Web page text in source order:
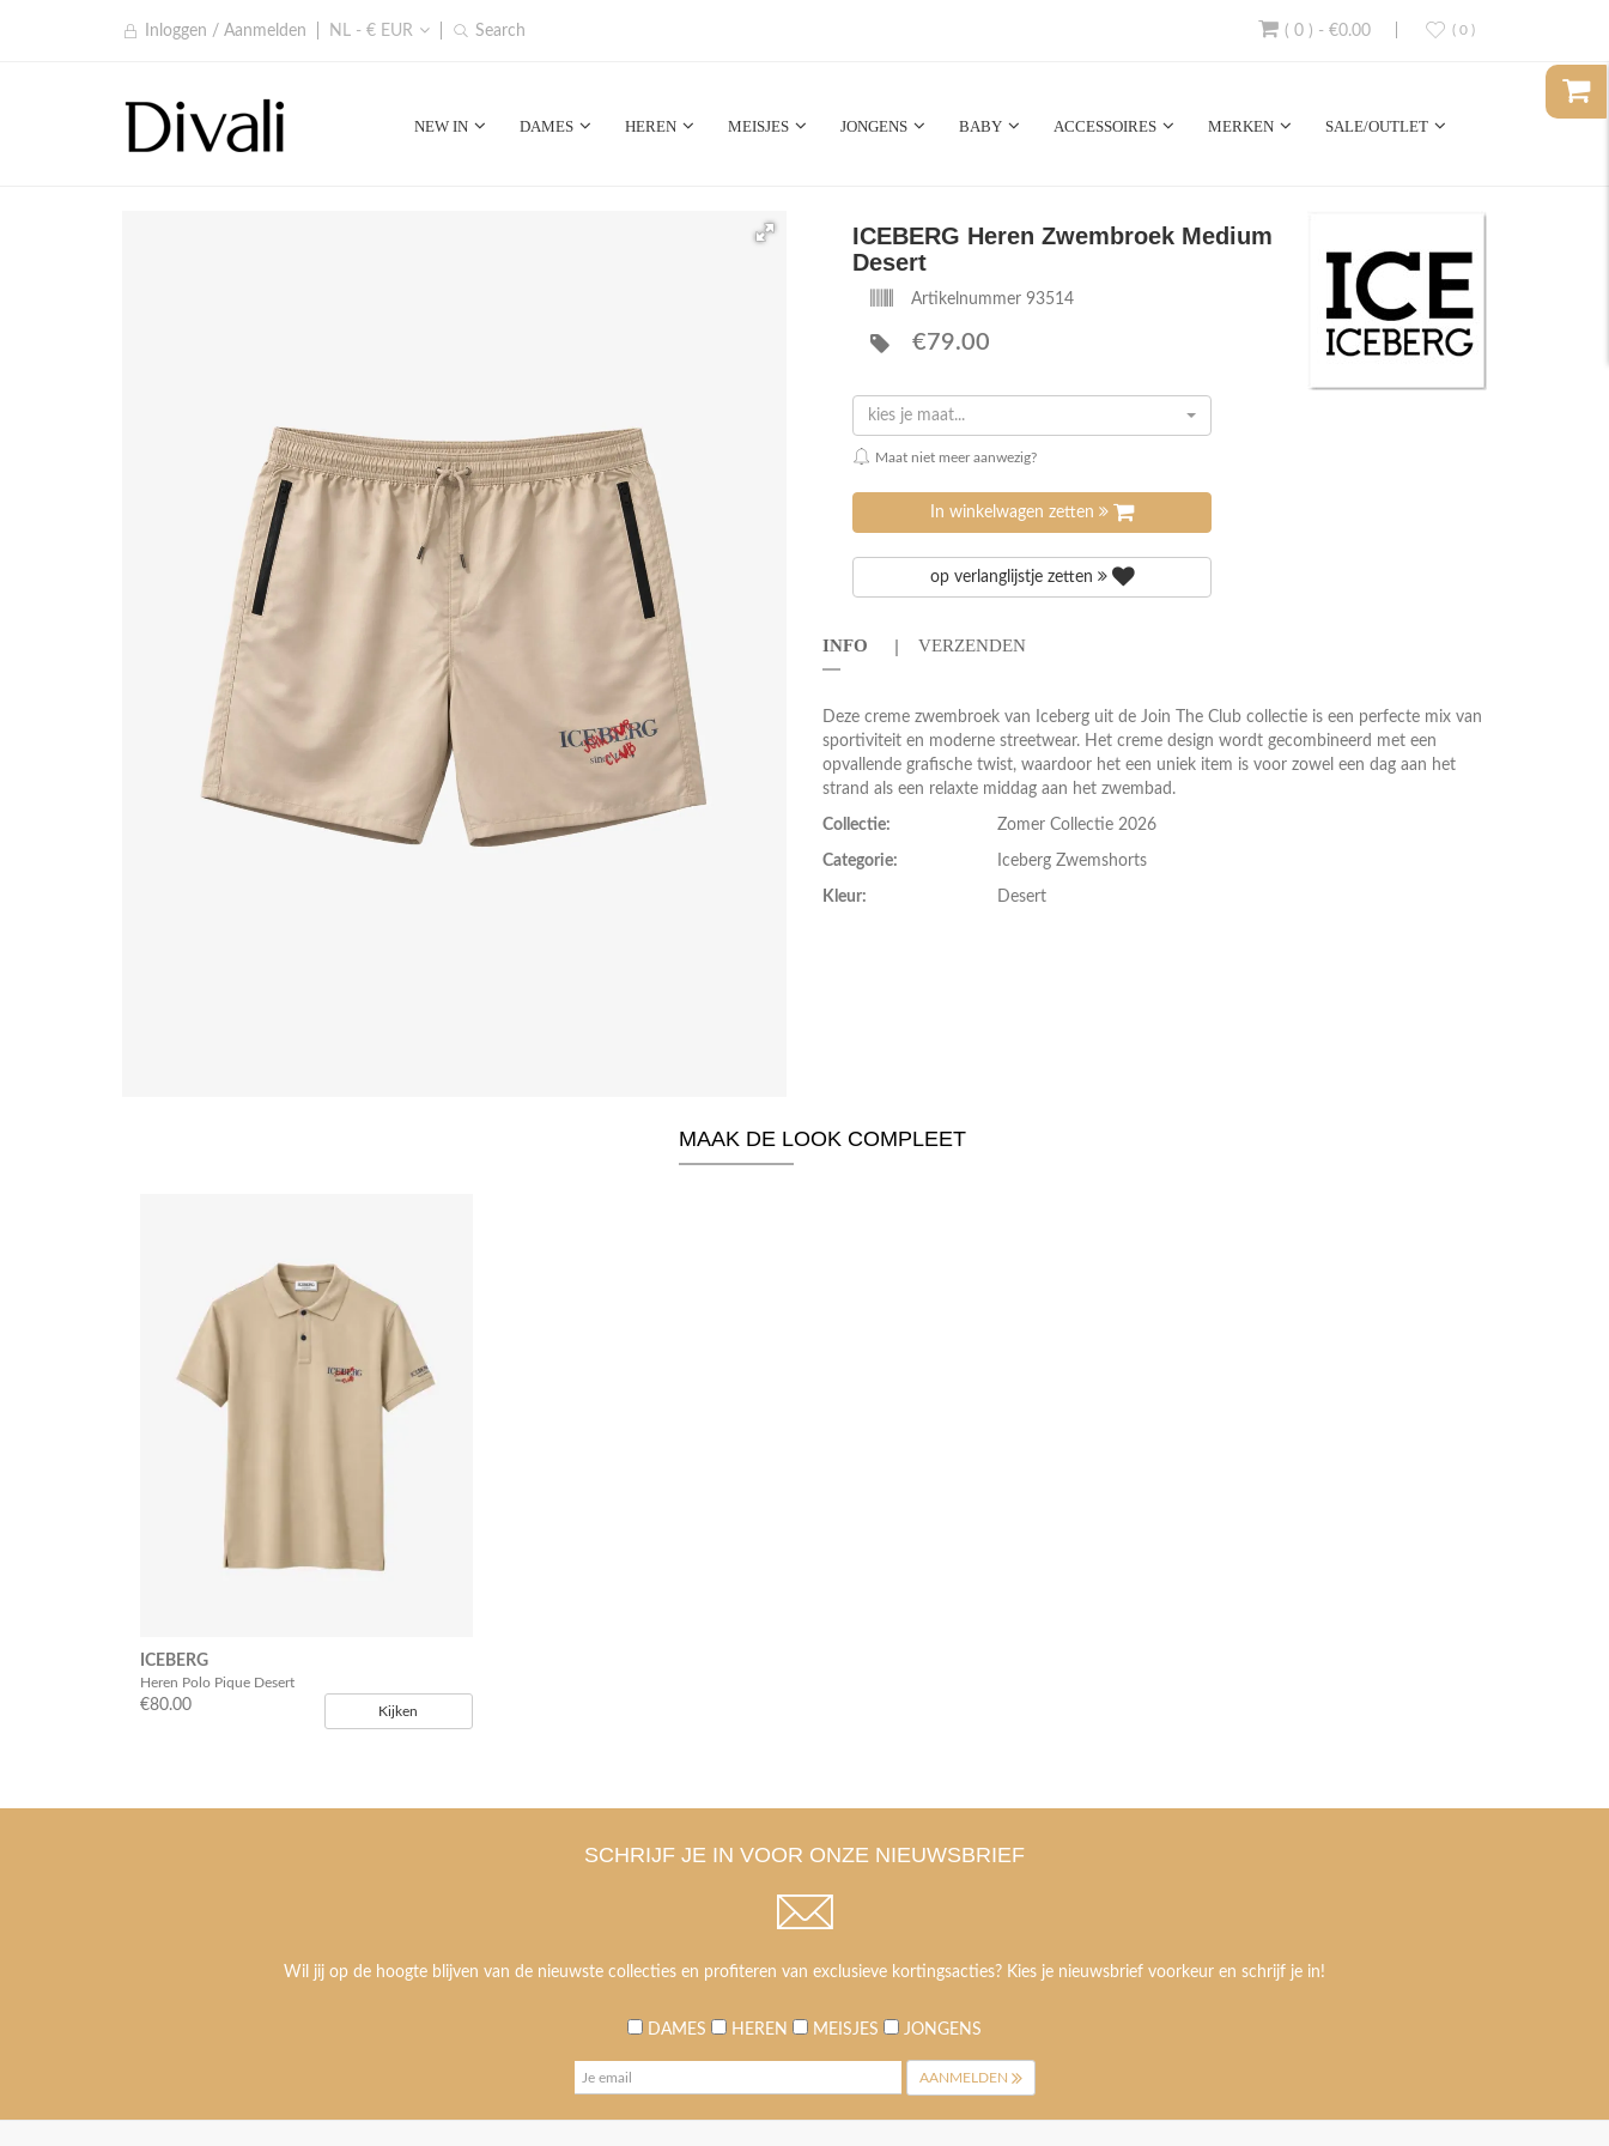
Inloggen / Aanmelden NL - € EUR Search ( 0 )
( 0 ) - €0.00
NEW IN DAMES HEREN MEISJES JONGENS BABY ACCESSOIRES MERKEN SALE/OUTLET
ICEBERG Heren Zwembroek Medium
Desert
Artikelnummer 93514
€79.00
kies je maat...
Maat niet meer aanwezig?
In winkelwagen zetten
op verlanglijstje zetten
INFO VERZENDEN
Deze creme zwembroek van Iceberg uit de Join The Club collectie is een perfecte mix van
sportiviteit en moderne streetwear. Het creme design wordt gecombineerd met een
opvallende grafische twist, waardoor het een uniek item is voor zowel een dag aan het
strand als een relaxte middag aan het zwembad.
Collectie: Zomer Collectie 2026
Categorie: Iceberg Zwemshorts
Kleur: Desert
MAAK DE LOOK COMPLEET
ICEBERG
Heren Polo Pique Desert
€80.00 Kijken
SCHRIJF JE IN VOOR ONZE NIEUWSBRIEF
Wil jij op de hoogte blijven van de nieuwste collecties en profiteren van exclusieve kortingsacties? Kies je nieuwsbrief voorkeur en schrijf je in!
DAMES HEREN MEISJES JONGENS
AANMELDEN